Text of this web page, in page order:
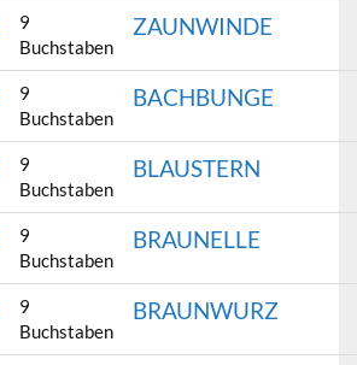
9
Buchstaben
ZAUNWINDE
9
Buchstaben
BACHBUNGE
9
Buchstaben
BLAUSTERN
9
Buchstaben
BRAUNELLE
9
Buchstaben
BRAUNWURZ